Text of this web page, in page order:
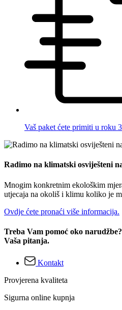
Vaš paket ćete primiti u roku
Radimo na klimatski osviješteni
Mnogim konkretnim ekološkim
utjecaja na okoliš i klimu koliko je
Ovdje ćete pronaći više informacija.
Treba Vam pomoć oko
Vaša pitanja.
Kontakt
Provjerena kvaliteta
Sigurna online kupnja